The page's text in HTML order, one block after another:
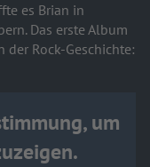
es Brian in
Das erste Album
Rock-Geschichte:
um